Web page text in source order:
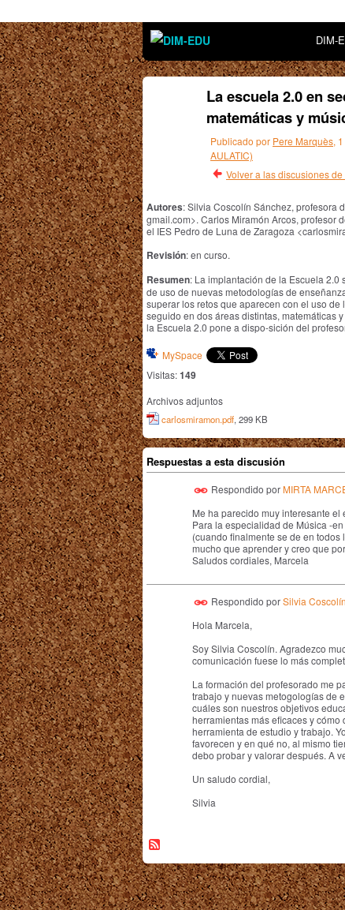
DIM-
La escuela 2.0 en
matemáticas y
Publicado por Pere Marquès,
AULATIC)
Volver a las discusiones
Autores: Silvia Coscolín Sánchez, profesora
gmail.com>. Carlos Miramón Arcos, profesor
el IES Pedro de Luna de Zaragoza
Revisión: en curso.
Resumen: La implantación de la Escuela
de uso de nuevas metodologías de
superar los retos que aparecen con el uso
seguido en dos áreas distintas, matemáticas
la Escuela 2.0 pone a dispo-sición del
MySpace
Visitas:149
Archivos adjuntos
carlosmiramon.pdf, 299 KB
Respuestas a esta discusión
Respondido por MIRTA
Me ha parecido muy interesante
Para la especialidad de Música -
(cuando finalmente se de en
mucho que aprender y creo que
Saludos cordiales, Marcela
Respondido porSilvia
Hola Marcela,
Soy Silvia Coscolín. Agradezco
comunicación fuese lo más
La formación del profesorado me
trabajo y nuevas metogologías de
cuáles son nuestros objetivos
herramientas más eficaces y
herramienta de estudio y trabajo.
favorecen y en qué no, al mismo
debo probar y valorar después. A
Un saludo cordial,
Silvia